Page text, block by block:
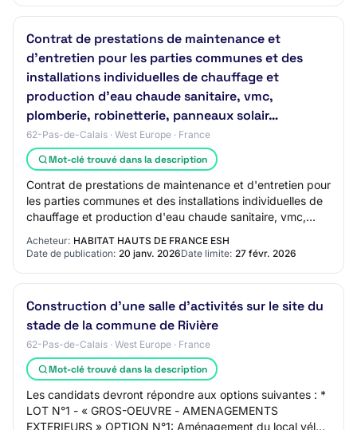
Contrat de prestations de maintenance et
d'entretien pour les parties communes et des
installations individuelles de chauffage et
production d'eau chaude sanitaire, vmc,
plomberie, robinetterie, panneaux solair…
62-Pas-de-Calais · West Europe · France
Mot-clé trouvé dans la description
Contrat de prestations de maintenance et d'entretien pour
les parties communes et des installations individuelles de
chauffage et production d'eau chaude sanitaire, vmc,
Acheteur: HABITAT HAUTS DE FRANCE ESH
Date de publication: 20 janv. 2026Date limite: 27 févr. 2026
Construction d'une salle d'activités sur le site du
stade de la commune de Rivière
62-Pas-de-Calais · West Europe · France
Mot-clé trouvé dans la description
Les candidats devront répondre aux options suivantes : *
LOT N°1 - « GROS-OEUVRE - AMENAGEMENTS
EXTERIEURS » OPTION N°1: Aménagement du local vélos